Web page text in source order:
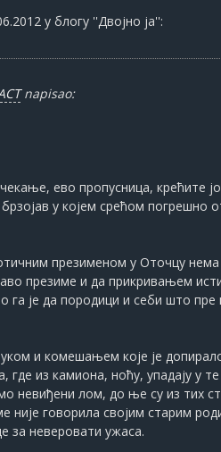
у блогу ''Двојно ја'':
napisao:
ево пропусница, крећите
у којем срећом погрешно
презименом у Оточцу нема
презиме и да прикривањем
га је да породици и себи што пре
и комешањем које је
из камиона, ноћу, упадају у
невиђени лом, до ње су из тих
говорила својим старим
за неверовати ужаса.